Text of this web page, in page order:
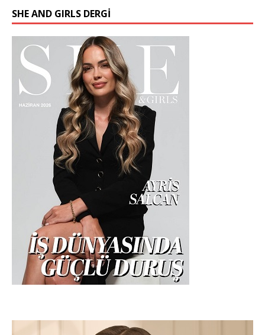
SHE AND GIRLS DERGİ